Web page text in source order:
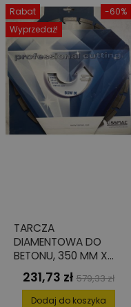
-60%
Rabat
Wyprzedaż!
TARCZA
DIAMENTOWA DO
BETONU, 350 MM X
25.4 MM, SEGMENTY:
40 MM X 2.8 MM X 10
Cena
231,73 zł Cena
579,33 zł
Dodaj do koszyka